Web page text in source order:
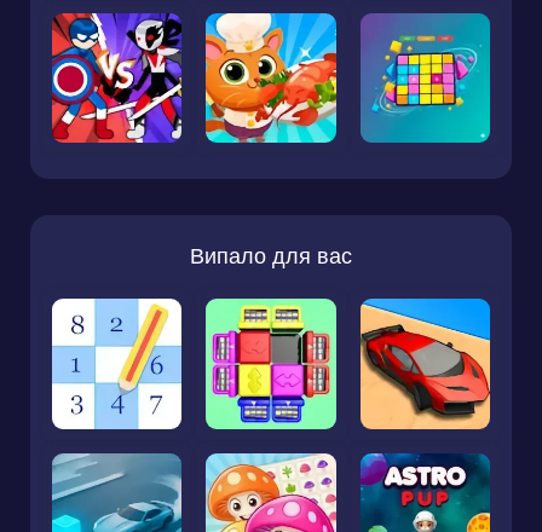
Випало для вас